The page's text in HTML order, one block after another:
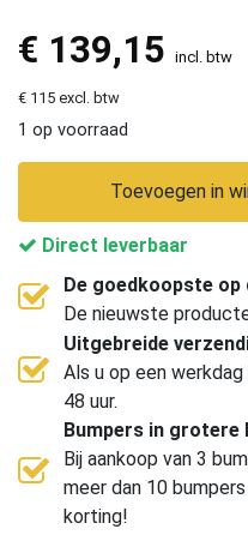
€ 139,15 incl. btw
€ 115 excl. btw
1 op voorraad
Toevoegen in
Direct leverbaar
De goedkoopste op
De nieuwste
Uitgebreide
Als u op een
48 uur.
Bumpers in grotere
Bij aankoop van 3
meer dan 10
korting!